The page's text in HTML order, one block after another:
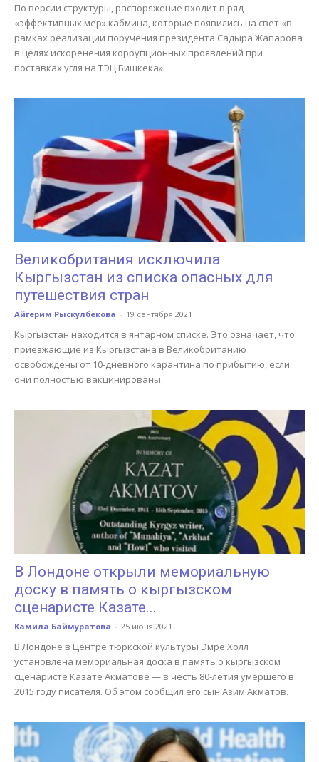
По версии структуры, распоряжение входит в ряд
«эффективных мер» кабмина, которые появились на свет «в
рамках реализации поручения президента Садыра Жапарова
в целях искоренения коррупционных проявлений при
поставках угля на ТЭЦ Бишкека».
Великобритания исключила
Кыргызстан из списка опасных для
путешествия стран
Айгерим Рыскулбекова - 19 сентября 2021
Кыргызстан находится в янтарном списке. Это означает, что
приезжающие из Кыргызстана в Великобританию
освобождены от 10-дневного карантина по прибытию, если
они полностью вакцинированы.
В Лондоне открыли мемориальную
доску в память о кыргызском
сценаристе Казате...
Камила Баймуратова - 25 июня 2021
В Лондоне в Центре тюркской культуры Эмре Холл
установлена мемориальная доска в память о кыргызском
сценаристе Казате Акматове — в честь 80-летия умершего в
2015 году писателя. Об этом сообщил его сын Азим Акматов.